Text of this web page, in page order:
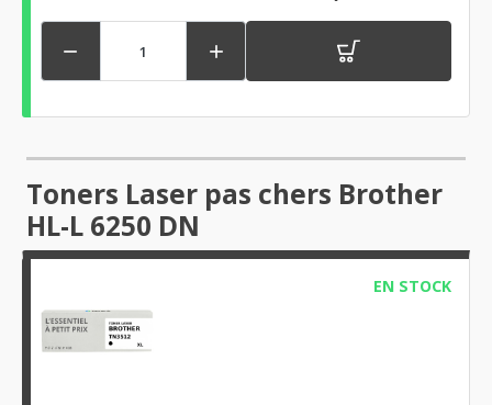
 
Toners Laser pas chers Brother
HL-L 6250 DN
EN STOCK